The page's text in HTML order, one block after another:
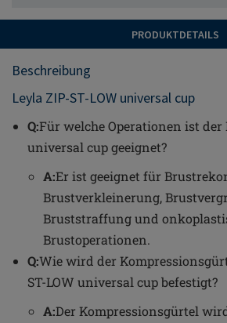
PRODUKTDETAILS
Beschreibung
Leyla ZIP-ST-LOW universal cup
Q:Für welche Operationen ist der
universal cup geeignet?
A:Er ist geeignet für
Brustverkleinerung,
Bruststraffung und
Brustoperationen.
Q:Wie wird der
ST-LOW universal cup befestigt?
A:Der Kompressionsgürtel